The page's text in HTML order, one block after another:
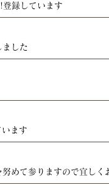
録しています
ました
ます
めて参りますので宜しく